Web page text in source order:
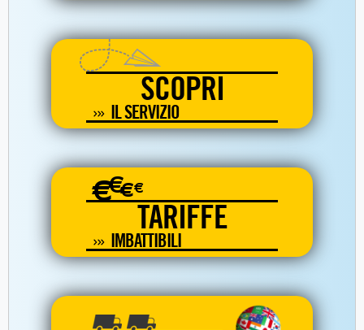
SCOPRI
IL SERVIZIO
€€€€
TARIFFE
IMBATTIBILI